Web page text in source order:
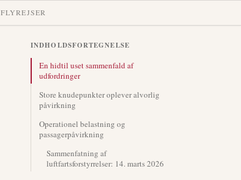
FLYREJSER
INDHOLDSFORTEGNELSE
En hidtil uset sammenfald af
udfordringer
Store knudepunkter oplever alvorlig
påvirkning
Operationel belastning og
passagerpåvirkning
Sammenfatning af
luftfartsforstyrrelser: 14. marts 2026